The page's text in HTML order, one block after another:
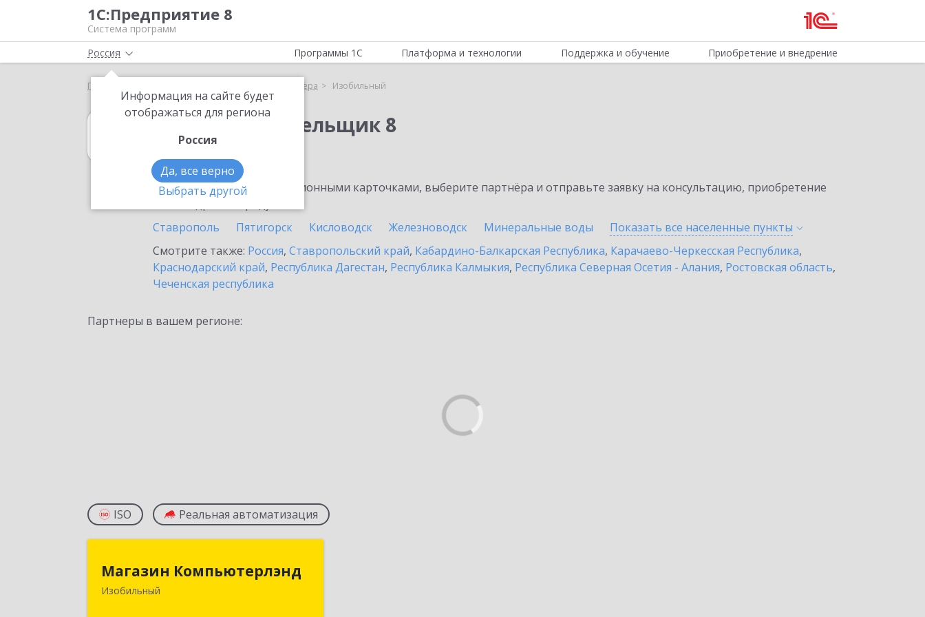
1С:Предприятие 8
Система программ
Россия
Информация на сайте будет
отображаться для региона
Россия
Да, все верно
Выбрать другой
Программы 1С Платформа и технологии Поддержка и обучение Приобретение и внедрение
Главная Выбор партнёра Изобильный
1С:Налогоплательщик 8
в Изобильном
Ознакомьтесь с информационными карточками, выберите партнёра и отправьте заявку на консультацию, приобретение
Ставрополь
Пятигорск Кисловодск Железноводск Минеральные воды Показать все населенные пункты
Смотрите также: Россия, Ставропольский край, Кабардино-Балкарская Республика, Карачаево-Черкесская Республика,
Краснодарский край, Республика Дагестан, Республика Калмыкия, Республика Северная Осетия - Алания, Ростовская область,
Чеченская республика
Партнеры в вашем регионе:
ISO Реальная автоматизация
Магазин Компьютерлэнд
Изобильный356140, Ставропольский край,